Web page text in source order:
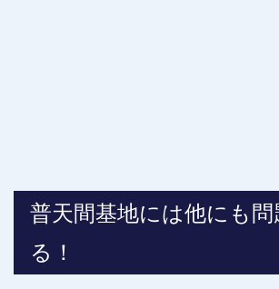
普天間基地には他にも問
る！